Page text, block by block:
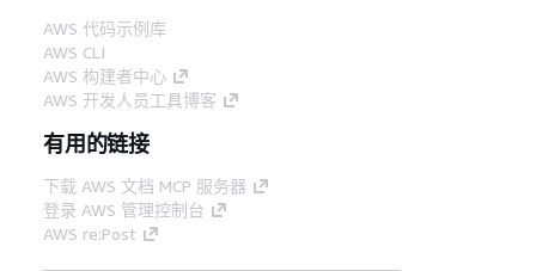
AWS 代码示例库
AWS CLI
AWS 构建者中心
AWS 开发人员工具博客
有用的链接
下载 AWS 文档 MCP 服务器
登录 AWS 管理控制台
AWS re:Post